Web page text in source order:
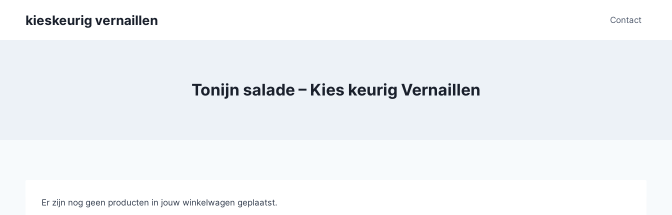
kieskeurig vernaillen Contact
Tonijn salade – Kies keurig Vernaillen
Er zijn nog geen producten in jouw winkelwagen geplaatst.